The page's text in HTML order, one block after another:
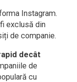
Instagram.
exclusă din
de companie.
decât
de
cu